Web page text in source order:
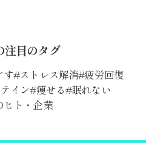
注目のタグ
す ストレス解消 疲労回復
イン 痩せる 眠れない
ヒト・企業